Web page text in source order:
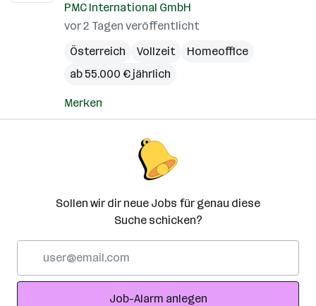
PMC International GmbH
vor 2 Tagen veröffentlicht
Österreich
Vollzeit
Homeoffice
ab 55.000 € jährlich
Merken
Sollen wir dir neue Jobs für genau diese
Suche schicken?
Adresse
Job-Alarm anlegen